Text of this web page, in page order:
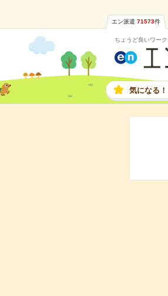
エン派遣 71573件
ちょうど良いワー
気になる